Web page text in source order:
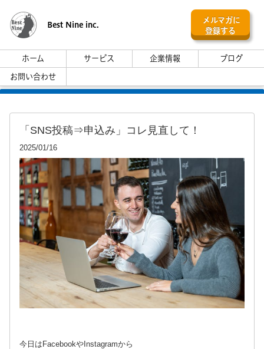
Best Nine inc.
メルマガに
登録する
ホーム サービス 企業情報
ブログ
お問い合わせ
「SNS投稿⇒申込み」コレ見直して！
2025/01/16
今日はFacebookやInstagramから